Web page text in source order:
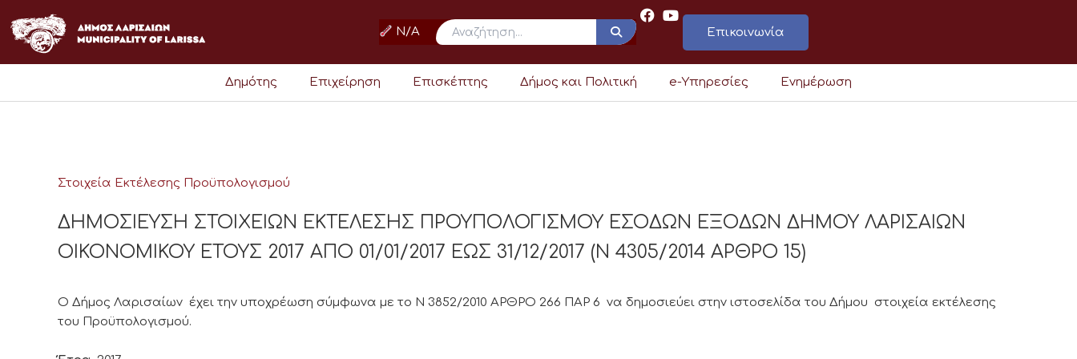
στο
περιεχόμενο
N/A Επικοινωνία
Δημότης Επιχείρηση Επισκέπτης Δήμος και Πολιτική e-Υπηρεσίες Ενημέρωση
Στοιχεία Εκτέλεσης Προϋπολογισμού
ΔΗΜΟΣΙΕΥΣΗ ΣΤΟΙΧΕΙΩΝ ΕΚΤΕΛΕΣΗΣ ΠΡΟΥΠΟΛΟΓΙΣΜΟΥ ΕΣΟΔΩΝ ΕΞΟΔΩΝ ΔΗΜΟΥ ΛΑΡΙΣΑΙΩΝ
ΟΙΚΟΝΟΜΙΚΟΥ ΕΤΟΥΣ 2017 ΑΠΟ 01/01/2017 ΕΩΣ 31/12/2017 (Ν 4305/2014 ΑΡΘΡΟ 15)
Ο Δήμος Λαρισαίων έχει την υποχρέωση σύμφωνα με το Ν 3852/2010 ΑΡΘΡΟ 266 ΠΑΡ 6 να δημοσιεύει στην ιστοσελίδα του Δήμου στοιχεία εκτέλεσης
του Προϋπολογισμού.